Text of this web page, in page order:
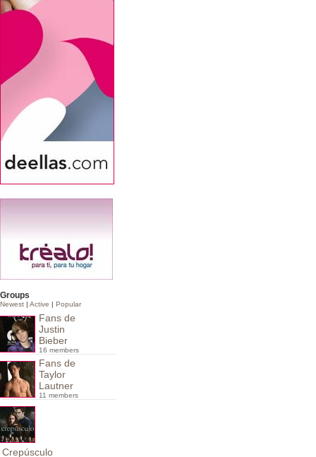
Groups
Newest | Active | Popular
Fans de
Justin
Bieber
16 members
Fans de
Taylor
Lautner
11 members
Crepúsculo